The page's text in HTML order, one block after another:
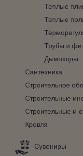
Теплые
Теплые
Трубы и
Дымоходы
Сантехника
Строительное
Строительные
Строительные и
Кровля
Сувениры